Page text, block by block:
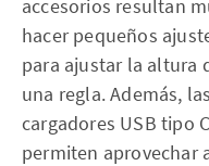
accesorios resultan
hacer pequeños
para ajustar la altura
una regla. Además,
cargadores USB tipo
permiten aprovechar